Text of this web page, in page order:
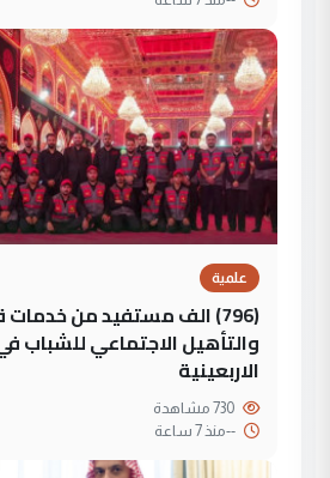
علمية
(796) الف مستفيد من
والتأهيل الاجتماعي للشباب في
الاربعينية
--منذ 7 ساعة